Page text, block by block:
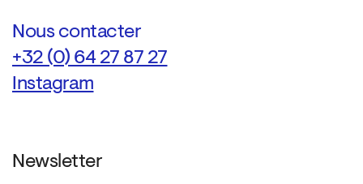
Nous contacter
+32 (0) 64 27 87 27
Instagram
Newsletter